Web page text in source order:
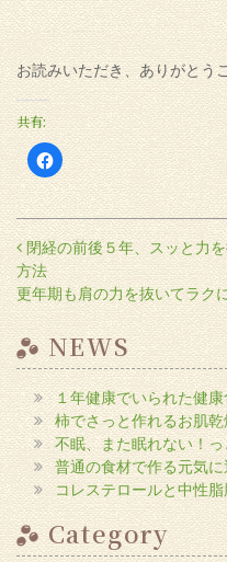
お読みいただき、ありがとう
共有:
Facebook
で
共
有
す
る
に
は
ク
リ
ッ
ク
て
く
だ
さ
い
(新
し
い
ウ
ィ
ン
ド
ウ
で
開
き
ま
す)
投稿ナビゲーシ
閉経の前後５年、スッと力
方法
更年期も肩の力を抜いてラク
NEWS
１年健康でいられた健
柿でさっと作れるお肌
不眠、また眠れない！
普通の食材で作る元気
コレステロールと中性
Category